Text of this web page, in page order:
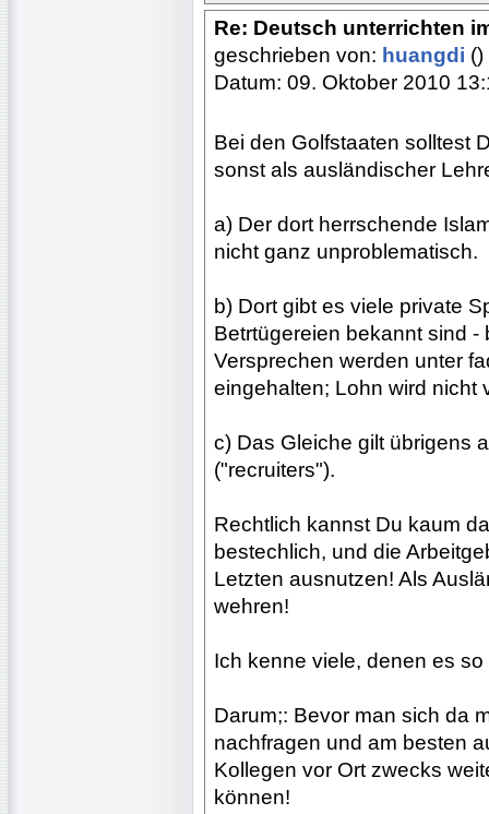
Re: Deutsch unterrichten
geschrieben von: huangdi ()
Datum: 09. Oktober 2010
Bei den Golfstaaten solltest
sonst als ausländischer
a) Der dort herrschende
nicht ganz unproblematisch.
b) Dort gibt es viele private
Betrtügereien bekannt sind
Versprechen werden unter
eingehalten; Lohn wird nicht
c) Das Gleiche gilt übrigens
("recruiters").
Rechtlich kannst Du kaum
bestechlich, und die
Letzten ausnutzen! Als
wehren!
Ich kenne viele, denen es
Darum;: Bevor man sich da
nachfragen und am besten
Kollegen vor Ort zwecks
können!